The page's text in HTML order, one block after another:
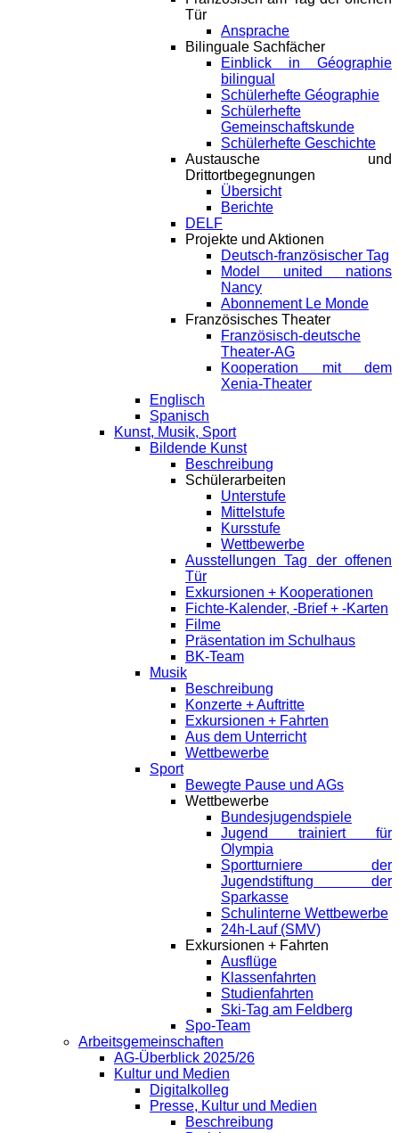
Tür
Ansprache
Bilinguale Sachfächer
Einblick in Géographie
bilingual
Schülerhefte Géographie
Schülerhefte
Gemeinschaftskunde
Schülerhefte Geschichte
Austausche und
Drittortbegegnungen
Übersicht
Berichte
DELF
Projekte und Aktionen
Deutsch-französischer Tag
Model united nations
Nancy
Abonnement Le Monde
Französisches Theater
Französisch-deutsche
Theater-AG
Kooperation mit dem
Xenia-Theater
Englisch
Spanisch
Kunst, Musik, Sport
Bildende Kunst
Beschreibung
Schülerarbeiten
Unterstufe
Mittelstufe
Kursstufe
Wettbewerbe
Ausstellungen Tag der offenen
Tür
Exkursionen + Kooperationen
Fichte-Kalender, -Brief + -Karten
Filme
Präsentation im Schulhaus
BK-Team
Musik
Beschreibung
Konzerte + Auftritte
Exkursionen + Fahrten
Aus dem Unterricht
Wettbewerbe
Sport
Bewegte Pause und AGs
Wettbewerbe
Bundesjugendspiele
Jugend trainiert für
Olympia
Sportturniere der
Jugendstiftung der
Sparkasse
Schulinterne Wettbewerbe
24h-Lauf (SMV)
Exkursionen + Fahrten
Ausflüge
Klassenfahrten
Studienfahrten
Ski-Tag am Feldberg
Spo-Team
Arbeitsgemeinschaften
AG-Überblick 2025/26
Kultur und Medien
Digitalkolleg
Presse, Kultur und Medien
Beschreibung